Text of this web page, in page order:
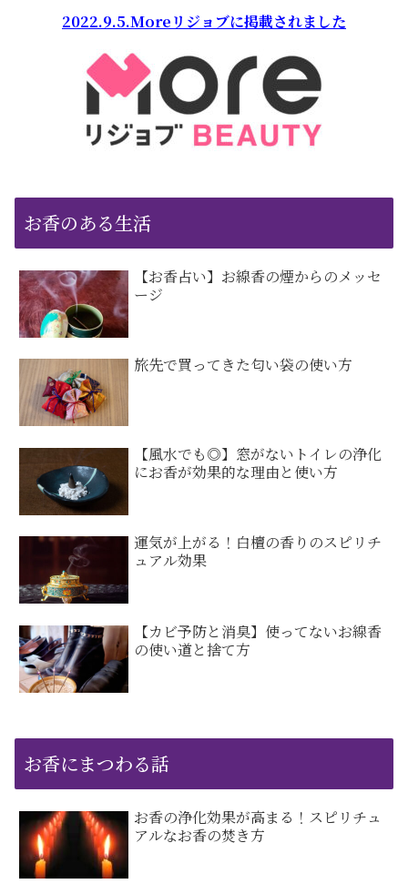
2022.9.5.Moreリジョブに掲載されました
お香のある生活
【お香占い】お線香の煙からのメッセ
ージ
旅先で買ってきた匂い袋の使い方
【風水でも◎】窓がないトイレの浄化
にお香が効果的な理由と使い方
運気が上がる！白檀の香りのスピリチ
ュアル効果
【カビ予防と消臭】使ってないお線香
の使い道と捨て方
お香にまつわる話
お香の浄化効果が高まる！スピリチュ
アルなお香の焚き方